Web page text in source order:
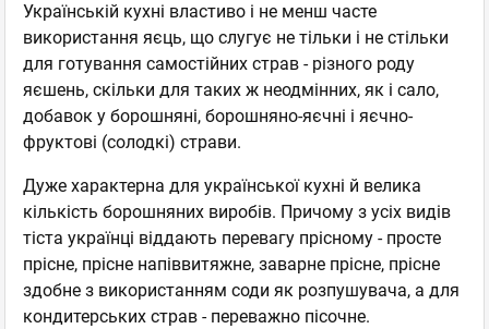
Українській кухні властиво і не менш часте
використання яєць, що слугує не тільки і не стільки
для готування самостійних страв - різного роду
яєшень, скільки для таких ж неодмінних, як і сало,
добавок у борошняні, борошняно-яєчні і яєчно-
фруктові (солодкі) страви.
Дуже характерна для української кухні й велика
кількість борошняних виробів. Причому з усіх видів
тіста українці віддають перевагу прісному - просте
прісне, прісне напіввитяжне, заварне прісне, прісне
здобне з використанням соди як розпушувача, а для
кондитерських страв - переважно пісочне.